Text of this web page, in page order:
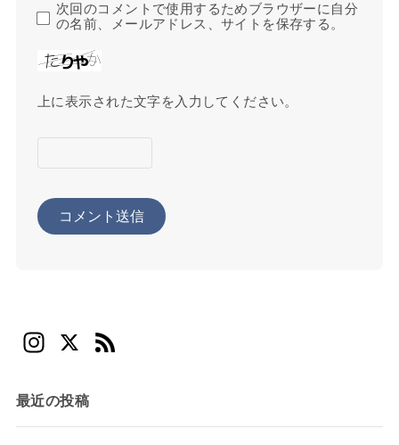
次回のコメントで使用するためブラウザーに自分
の名前、メールアドレス、サイトを保存する。
上に表示された文字を入力してください。
In
a
gr
X
d
最近の投稿